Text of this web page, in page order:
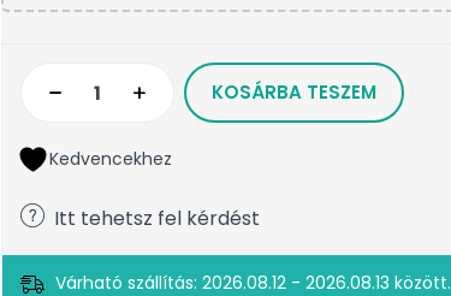
KOSÁRBA TESZEM
Kedvencekhez
Itt tehetsz fel kérdést
Várható szállítás: 2026.08.12 - 2026.08.13 között.